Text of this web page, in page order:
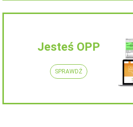
Jesteś OPP
SPRAWDŹ